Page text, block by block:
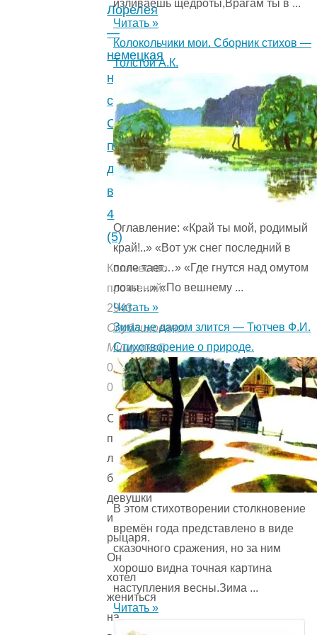
народная
сказка.
4.5
(2)"
Лорелея
—
немецкая
народная
сказка.
Сказка
про
двух
возлюбленных.
4
(5)
Количество
прочтений:
2943
Опубликовано:
Мишуткой
01.02.2020
05.12.2019
Сказка
про
любовь
бедной
девушки
и
рыцаря.
Он
хотел
жениться
на
изливаешь щедроты,Врагам ты в ...
Читать »
Колокольчики мои. Сборник стихов —
Толстой А.К.
Оглавление: «Край ты мой, родимый
край!..» «Вот уж снег последний в
поле тает…» «Где гнутся над омутом
лозы…» «По вешнему ...
Читать »
Зима не даром злится — Тютчев Ф.И.
Стихотворение о природе.
В этом стихотворении столкновение
времён года представ­лено в виде
сказочного сражения, но за ним
хорошо видна точная картина
наступления весны.Зима ...
Читать »